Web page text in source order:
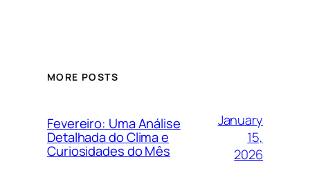
MORE POSTS
Fevereiro: Uma Análise
Detalhada do Clima e
Curiosidades do Mês
January
15,
2026